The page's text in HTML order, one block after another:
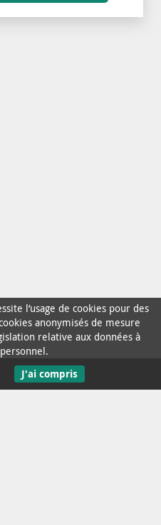
l’usage de cookies pour des
anonymisés de mesure
relative aux données à
J'ai compris